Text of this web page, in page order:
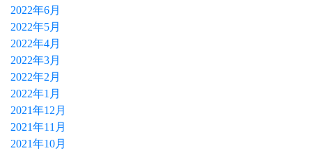
2022年6月
2022年5月
2022年4月
2022年3月
2022年2月
2022年1月
2021年12月
2021年11月
2021年10月